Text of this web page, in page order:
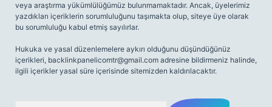
veya araştırma yükümlülüğümüz bulunmamaktadır. Ancak, üyelerimiz
yazdıkları içeriklerin sorumluluğunu taşımakta olup, siteye üye olarak
bu sorumluluğu kabul etmiş sayılırlar.
Hukuka ve yasal düzenlemelere aykırı olduğunu düşündüğünüz
içerikleri, backlinkpanelicomtr@gmail.com adresine bildirmeniz halinde,
ilgili içerikler yasal süre içerisinde sitemizden kaldırılacaktır.